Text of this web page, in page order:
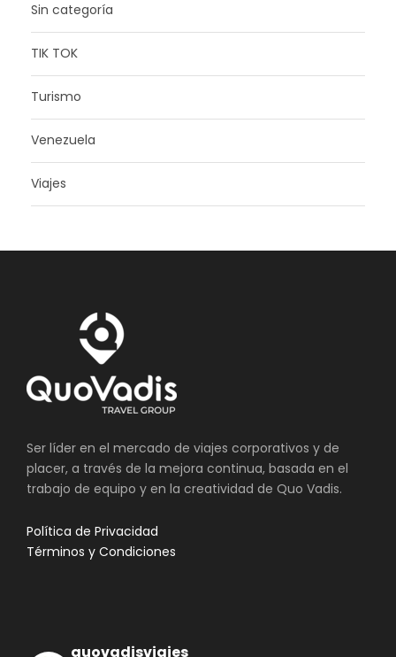
Sin categoría
TIK TOK
Turismo
Venezuela
Viajes
Ser líder en el mercado de viajes corporativos y de
placer, a través de la mejora continua, basada en el
trabajo de equipo y en la creatividad de Quo Vadis.
Política de Privacidad
Términos y Condiciones
quovadisviajes